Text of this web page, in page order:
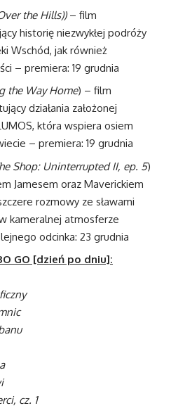
the Hills))– film
historię niezwykłej podróży
Wschód, jak również
– premiera: 19 grudnia
the Way Home) – film
działania założonej
która wspiera osiem
– premiera: 19 grudnia
Shop: Uninterrupted II, ep. 5)
Jamesem oraz Maverickiem
rozmowy ze sławami
kameralnej atmosferze
odcinka: 23 grudnia
GO [dzień po dniu]:
cz. 1